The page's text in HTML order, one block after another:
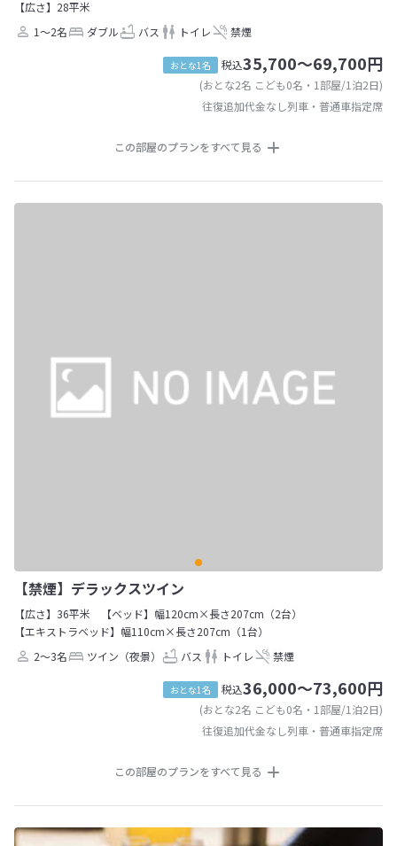
【広さ】28平米
1～2名
ダブル バス トイレ 禁煙
おとな1名 税込35,700～69,700円
(おとな2名 こども0名・1部屋/1泊2日)
往復追加代金なし列車・普通車指定席
この部屋のプランをすべて見る
【禁煙】デラックスツイン
【広さ】36平米
【ベッド】幅120cm×長さ207cm（2台）
【エキストラベッド】幅110cm×長さ207cm（1台）
2～3名
ツイン（夜景） バス トイレ 禁煙
おとな1名 税込36,000～73,600円
(おとな2名 こども0名・1部屋/1泊2日)
往復追加代金なし列車・普通車指定席
この部屋のプランをすべて見る